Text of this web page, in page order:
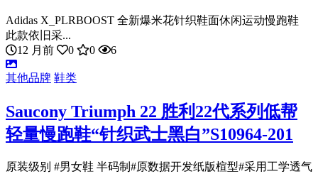
Adidas X_PLRBOOST 全新爆米花针织鞋面休闲运动慢跑鞋
此款依旧采...
12 月前
0 0 6
其他品牌 鞋类
Saucony Triumph 22 胜利22代系列低帮
轻量慢跑鞋“针织武士黑白”S10964-201
原装级别 #男女鞋 半码制#原数据开发纸版楦型#采用工学透气